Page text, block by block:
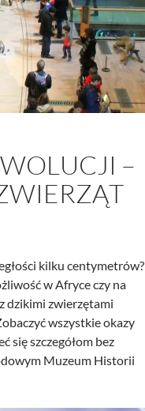
–
kilku centymetrów?
w Afryce czy na
dzikimi zwierzętami
wszystkie okazy
się szczegółom bez
Muzeum Historii